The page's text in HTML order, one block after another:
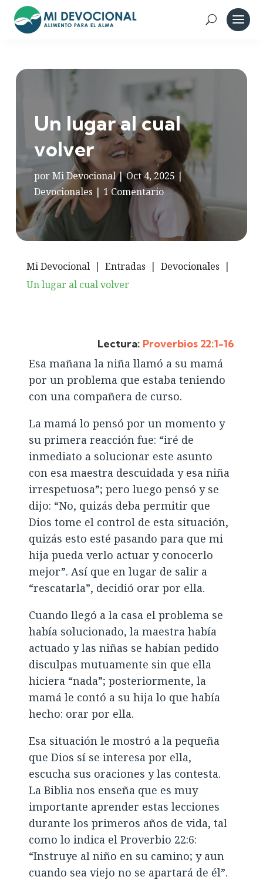
Un lugar al cual
volver
porMi Devocional|Oct 4, 2025 |
Devocionales | 1 Comentario
Mi Devocional | Entradas | Devocionales |
Un lugar al cual volver
Lectura: Proverbios 22:1-16
Esa mañana la niña llamó a su mamá
por un problema que estaba teniendo
con una compañera de curso.
La mamá lo pensó por un momento y
su primera reacción fue: “iré de
inmediato a solucionar este asunto
con esa maestra descuidada y esa niña
irrespetuosa”; pero luego pensó y se
dijo: “No, quizás deba permitir que
Dios tome el control de esta situación,
quizás esto esté pasando para que mi
hija pueda verlo actuar y conocerlo
mejor”. Así que en lugar de salir a
“rescatarla”, decidió orar por ella.
Cuando llegó a la casa el problema se
había solucionado, la maestra había
actuado y las niñas se habían pedido
disculpas mutuamente sin que ella
hiciera “nada”; posteriormente, la
mamá le contó a su hija lo que había
hecho: orar por ella.
Esa situación le mostró a la pequeña
que Dios sí se interesa por ella,
escucha sus oraciones y las contesta.
La Biblia nos enseña que es muy
importante aprender estas lecciones
durante los primeros años de vida, tal
como lo indica el Proverbio 22:6:
“Instruye al niño en su camino; y aun
cuando sea viejo no se apartará de él”.